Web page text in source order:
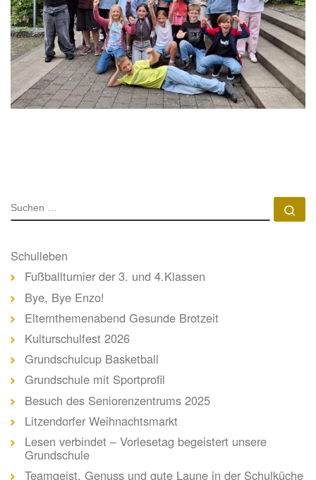
SUCHE
Schulleben
Fußballturnier der 3. und 4.Klassen
Bye, Bye Enzo!
Elternthemenabend Gesunde Brotzeit
Kulturschulfest 2026
Grundschulcup Basketball
Grundschule mit Sportprofil
Besuch des Seniorenzentrums 2025
Litzendorfer Weihnachtsmarkt
Lesen verbindet – Vorlesetag begeistert unsere
Grundschule
Teamgeist, Genuss und gute Laune in der Schulküche